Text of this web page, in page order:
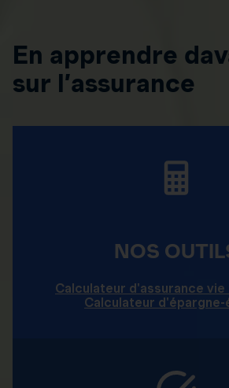
En apprendre
sur l’assurance
NOS
Calculateur d'assurance
Calculateur d'épargne-